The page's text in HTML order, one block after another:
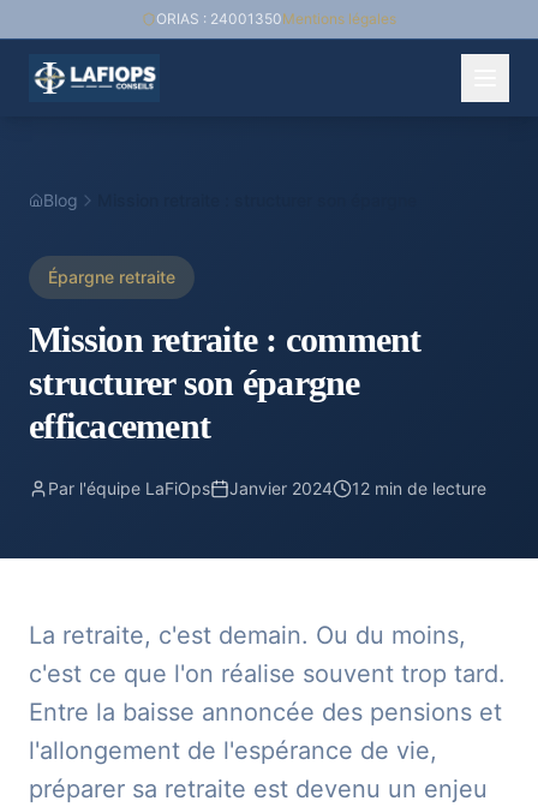
ORIAS : 24001350Mentions légales
Blog
Épargne retraite
Mission retraite : comment
structurer son épargne
efficacement
Par l'équipe LaFiOps Janvier 2024 12 min de lecture
La retraite, c'est demain. Ou du moins,
c'est ce que l'on réalise souvent trop tard.
Entre la baisse annoncée des pensions et
l'allongement de l'espérance de vie,
préparer sa retraite est devenu un enjeu